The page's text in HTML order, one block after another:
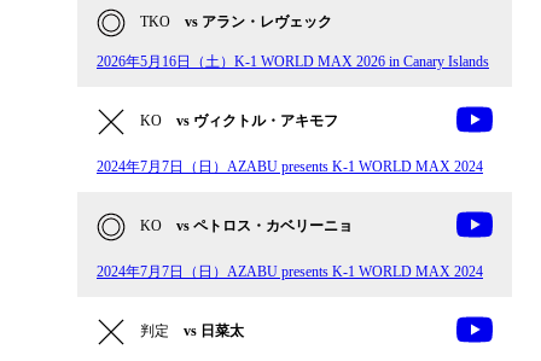
TKO vs アラン・レヴェック
2026年5月16日（土）K-1 WORLD MAX 2026 in Canary Islands
KO vs ヴィクトル・アキモフ
2024年7月7日（日）AZABU presents K-1 WORLD MAX 2024
KO vs ペトロス・カベリーニョ
2024年7月7日（日）AZABU presents K-1 WORLD MAX 2024
判定 vs 日菜太